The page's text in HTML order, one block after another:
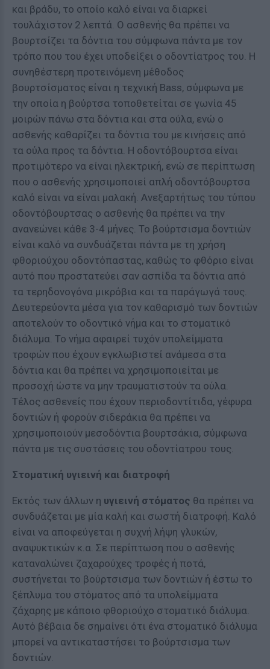
και βράδυ, το οποίο καλό είναι να διαρκεί
τουλάχιστον 2 λεπτά. Ο ασθενής θα πρέπει να
βουρτσίζει τα δόντια του σύμφωνα πάντα με τον
τρόπο που του έχει υποδείξει ο οδοντίατρος του. Η
συνηθέστερη προτεινόμενη μέθοδος
βουρτσίσματος είναι η τεχνική Bass, σύμφωνα με
την οποία η βούρτσα τοποθετείται σε γωνία 45
μοιρών πάνω στα δόντια και στα ούλα, ενώ ο
ασθενής καθαρίζει τα δόντια του με κινήσεις από
τα ούλα προς τα δόντια. Η οδοντόβουρτσα είναι
προτιμότερο να είναι ηλεκτρική, ενώ σε περίπτωση
που ο ασθενής χρησιμοποιεί απλή οδοντόβουρτσα
καλό είναι να είναι μαλακή. Ανεξαρτήτως του τύπου
οδοντόβουρτσας ο ασθενής θα πρέπει να την
ανανεώνει κάθε 3-4 μήνες. Το βούρτσισμα δοντιών
είναι καλό να συνδυάζεται πάντα με τη χρήση
φθοριούχου οδοντόπαστας, καθώς το φθόριο είναι
αυτό που προστατεύει σαν ασπίδα τα δόντια από
τα τερηδονογόνα μικρόβια και τα παράγωγά τους.
Δευτερεύοντα μέσα για τον καθαρισμό των δοντιών
αποτελούν το οδοντικό νήμα και το στοματικό
διάλυμα. Το νήμα αφαιρεί τυχόν υπολείμματα
τροφών που έχουν εγκλωβιστεί ανάμεσα στα
δόντια και θα πρέπει να χρησιμοποιείται με
προσοχή ώστε να μην τραυματιστούν τα ούλα.
Τέλος ασθενείς που έχουν περιοδοντίτιδα, γέφυρα
δοντιών ή φορούν σιδεράκια θα πρέπει να
χρησιμοποιούν μεσοδόντια βουρτσάκια, σύμφωνα
πάντα με τις συστάσεις του οδοντίατρου τους.
Στοματική υγιεινή και διατροφή
Εκτός των άλλων η υγιεινή στόματος θα πρέπει να
συνδυάζεται με μία καλή και σωστή διατροφή. Καλό
είναι να αποφεύγεται η συχνή λήψη γλυκών,
αναψυκτικών κ.α. Σε περίπτωση που ο ασθενής
καταναλώνει ζαχαρούχες τροφές ή ποτά,
συστήνεται το βούρτσισμα των δοντιών ή έστω το
ξέπλυμα του στόματος από τα υπολείμματα
ζάχαρης με κάποιο φθοριούχο στοματικό διάλυμα.
Αυτό βέβαια δε σημαίνει ότι ένα στοματικό διάλυμα
μπορεί να αντικαταστήσει το βούρτσισμα των
δοντιών.